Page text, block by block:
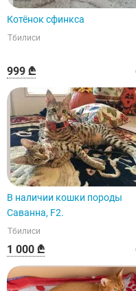
Котёнок сфинкса
Тбилиси
999 ₾
В наличии кошки породы
Саванна, F2.
Тбилиси
1 000 ₾